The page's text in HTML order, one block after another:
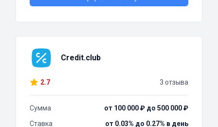
Credit.club
2.7 3 отзыва
Сумма
от 100 000 ₽ до 500 000 ₽
Ставка
от 0.03% до 0.27% в день